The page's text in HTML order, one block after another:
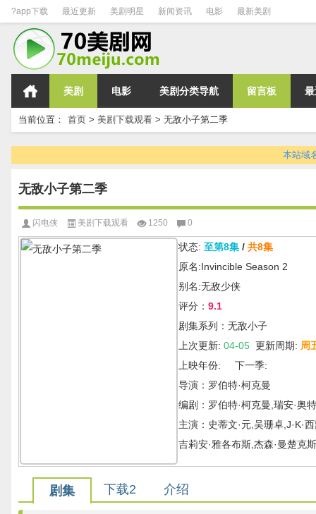
?app下载 最近更新 美剧明星 新闻资讯 电影 最新美剧
美剧 电影 美剧分类导航 留言板
当前位置： 首页 > 美剧下载观看 > 无敌小子第二季
本站域
无敌小子第二季
闪电侠 美剧下载观看 1250 0
状态: 至第8集 / 共8集
原名:Invincible Season 2
别名:无敌少侠
评分： 9.1
剧集系列：无敌小子
上次更新: 04-05 更新周期: 周
上映年份: 下一季:
导演：罗伯特·柯克曼
编剧：罗伯特·柯克曼,瑞安·奥
主演：史蒂文·元,吴珊卓,J·K·
吉莉安·雅各布斯,杰森·曼楚克
剧集 下载2 介绍